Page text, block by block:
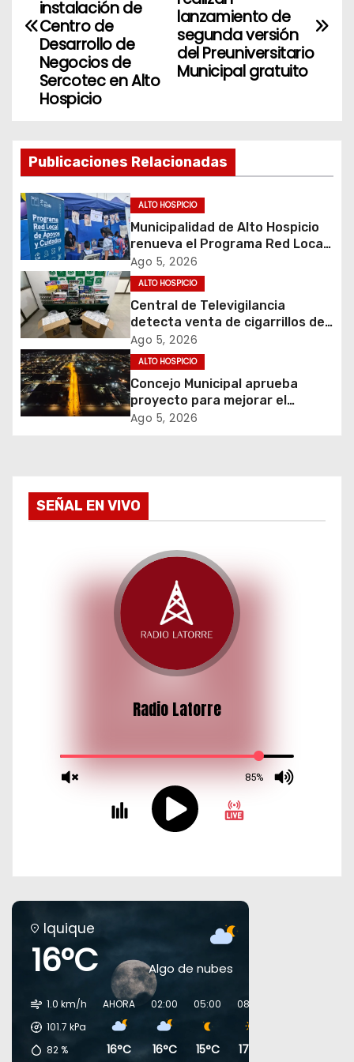
v
c
i
ó
n
d
e
e
n
t
a
d
lanzamiento de
segunda versión
del Preuniversitario
Municipal gratuito
instalación de
Centro de
Desarrollo de
Negocios de
Sercotec en Alto
Hospicio
Publicaciones Relacionadas
ALTO HOSPICIO
Municipalidad de Alto Hospicio
renueva el Programa Red Local
de Apoyos y Cuidados
Ago 5, 2026
ALTO HOSPICIO
Central de Televigilancia
detecta venta de cigarrillos de
contrabando y permite
incautación de más de 3 mil
cajetillas
Ago 5, 2026
ALTO HOSPICIO
Concejo Municipal aprueba
proyecto para mejorar el
alumbrado público del sector El
Ago 5, 2026
SEÑAL EN VIVO
Iquique
16°C Algo de nubes
1.0 km/h
101.7 kPa
82 %
AHORA
16°C
02:00
16°C
05:00
15°C
08:00
17°C